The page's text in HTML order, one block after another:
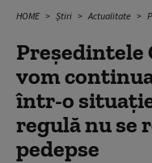
HOME Știri Actualitate
Președintele
vom
într-o
regulă nu se
pedepse